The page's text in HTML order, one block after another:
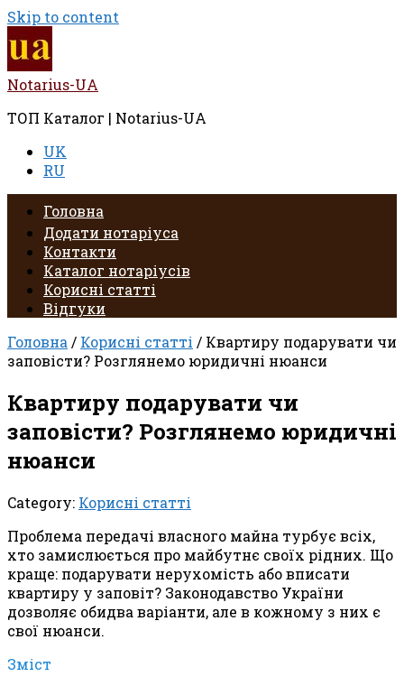
Skip to content
Notarius-UA
ТОП Каталог | Notarius-UA
UK
RU
Головна
Додати нотаріуса
Контакти
Каталог нотаріусів
Корисні статті
Відгуки
Головна / Корисні статті / Квартиру подарувати чи
заповісти? Розглянемо юридичні нюанси
Квартиру подарувати чи
заповісти? Розглянемо юридичні
нюанси
Category: Корисні статті
Проблема передачі власного майна турбує всіх,
хто замислюється про майбутнє своїх рідних. Що
краще: подарувати нерухомість або вписати
квартиру у заповіт? Законодавство України
дозволяє обидва варіанти, але в кожному з них є
свої нюанси.
Зміст